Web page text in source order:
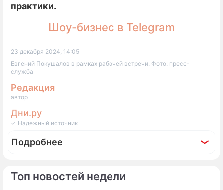
Топ новостей недели
практики.
Шоу-бизнес в Telegram
23 декабря 2024, 14:05
Евгений Покушалов в рамках рабочей встречи. Фото: пресс-
служба
Редакция
автор
Дни.ру
✓ Надежный источник
Подробнее